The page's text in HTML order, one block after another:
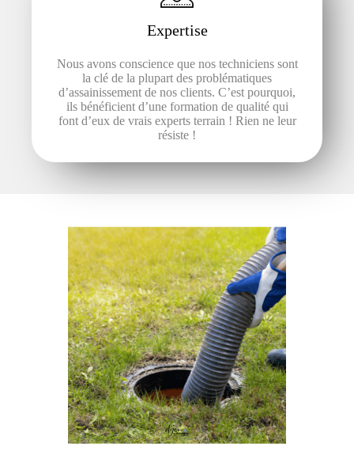
Expertise
Nous avons conscience que nos techniciens sont
la clé de la plupart des problématiques
d’assainissement de nos clients. C’est pourquoi,
ils bénéficient d’une formation de qualité qui
font d’eux de vrais experts terrain ! Rien ne leur
résiste !